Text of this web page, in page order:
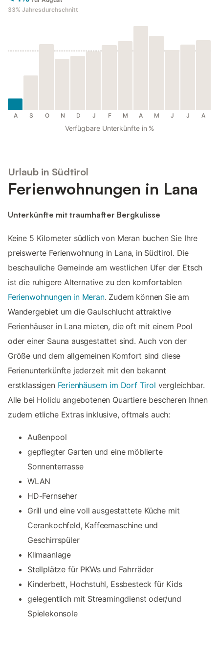
33% Jahresdurchschnitt
A S O N D J F M A M J J A
Verfügbare Unterkünfte in %
Urlaub in Südtirol
Ferienwohnungen in Lana
Unterkünfte mit traumhafter Bergkulisse
Keine 5 Kilometer südlich von Meran buchen Sie Ihre
preiswerte Ferienwohnung in Lana, in Südtirol. Die
beschauliche Gemeinde am westlichen Ufer der Etsch
ist die ruhigere Alternative zu den komfortablen
Ferienwohnungen in Meran. Zudem können Sie am
Wandergebiet um die Gaulschlucht attraktive
Ferienhäuser in Lana mieten, die oft mit einem Pool
oder einer Sauna ausgestattet sind. Auch von der
Größe und dem allgemeinen Komfort sind diese
Ferienunterkünfte jederzeit mit den bekannt
erstklassigen Ferienhäusern im Dorf Tirol vergleichbar.
Alle bei Holidu angebotenen Quartiere bescheren Ihnen
zudem etliche Extras inklusive, oftmals auch:
Außenpool
gepflegter Garten und eine möblierte
Sonnenterrasse
WLAN
HD-Fernseher
Grill und eine voll ausgestattete Küche mit
Cerankochfeld, Kaffeemaschine und
Geschirrspüler
Klimaanlage
Stellplätze für PKWs und Fahrräder
Kinderbett, Hochstuhl, Essbesteck für Kids
gelegentlich mit Streamingdienst oder/und
Spielekonsole